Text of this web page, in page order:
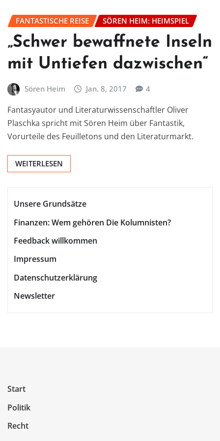
FANTASTISCHE REISE SÖREN HEIM: HEIMSPIEL
„Schwer bewaffnete Inseln
mit Untiefen dazwischen“
Sören Heim Jan. 8, 2017 4
Fantasyautor und Literaturwissenschaftler Oliver
Plaschka spricht mit Sören Heim über Fantastik,
Vorurteile des Feuilletons und den Literaturmarkt.
WEITERLESEN
Unsere Grundsätze
Finanzen: Wem gehören Die Kolumnisten?
Feedback willkommen
Impressum
Datenschutzerklärung
Newsletter
Start
Politik
Recht